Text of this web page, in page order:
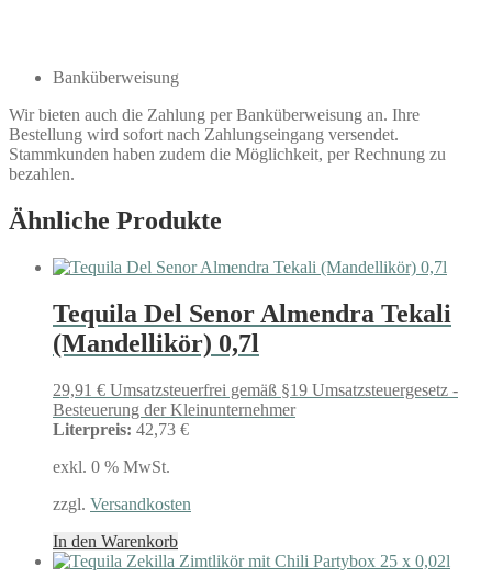
Banküberweisung
Wir bieten auch die Zahlung per Banküberweisung an. Ihre
Bestellung wird sofort nach Zahlungseingang versendet.
Stammkunden haben zudem die Möglichkeit, per Rechnung zu
bezahlen.
Ähnliche Produkte
Tequila Del Senor Almendra Tekali
(Mandellikör) 0,7l
29,91 € Umsatzsteuerfrei gemäß §19 Umsatzsteuergesetz -
Besteuerung der Kleinunternehmer
Literpreis: 42,73 €
exkl. 0 % MwSt.
zzgl. Versandkosten
In den Warenkorb